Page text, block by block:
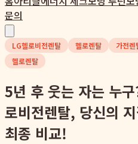
문의
LG헬로비전렌탈 헬로렌탈 가전렌
헬로렌탈
5년 후 웃는 자는 누
로비전렌탈, 당신의
최종 비교!